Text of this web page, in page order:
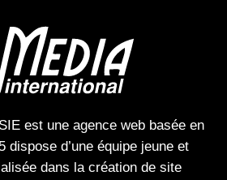
est une agence webbasée en
dispose d’une équipe jeune et
dans la création de site